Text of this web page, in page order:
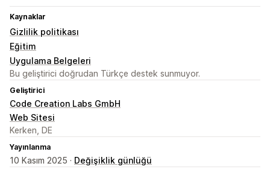
Kaynaklar
Gizlilik politikası
Eğitim
Uygulama Belgeleri
Bu geliştirici doğrudan Türkçe destek sunmuyor.
Geliştirici
Code Creation Labs GmbH
Web Sitesi
Kerken, DE
Yayınlanma
10 Kasım 2025 · Değişiklik günlüğü